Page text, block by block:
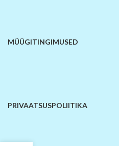
MÜÜGITINGIMUSED
PRIVAATSUSPOLIITIKA